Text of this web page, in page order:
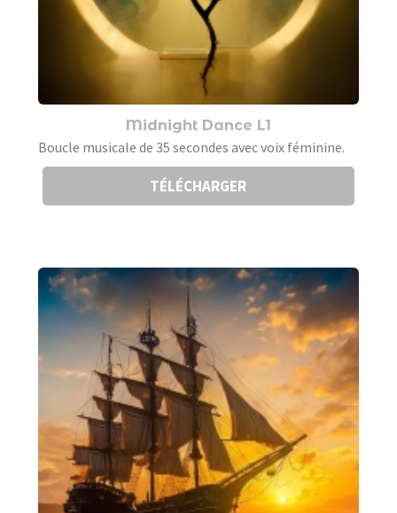
Midnight Dance L1
Boucle musicale de 35 secondes avec voix féminine.
TÉLÉCHARGER